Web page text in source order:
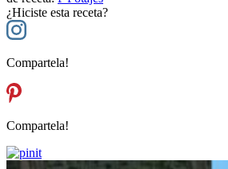
¿Hiciste esta receta?
Compartela!
Compartela!